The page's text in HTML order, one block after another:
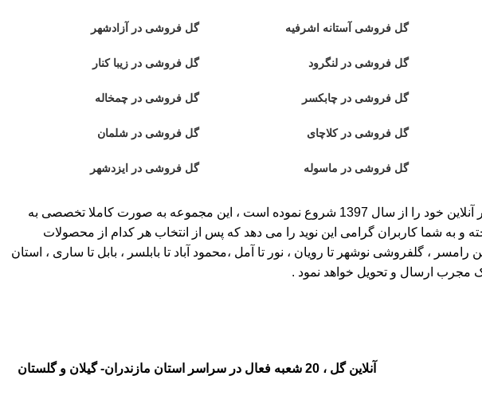
گل فروشی آستانه اشرفیه
گل فروشی در لنگرود
گل فروشی در چابکسر
گل فروشی در کلاچای
گل فروشی در ماسوله
گل فروشی در آزادشهر
گل فروشی در زیبا کنار
گل فروشی در چمخاله
گل فروشی در شلمان
گل فروشی در ایزدشهر
( بیش از 30 سال سابقه ) ، به عنوان اولین گلفروشی آنلاین در مازندران ، گلستان و گیلان کار آنلاین خود را از سال 1397 شروع نموده است ، این مجموعه به صورت کاملا تخصصی به
و به شما کاربران گرامی این نوید را می دهد که پس از انتخاب هر کدام از محصولات
، گلفروشی نوشهر تا رویان ، نور تا آمل ،محمود آباد تا بابلسر ، بابل تا ساری ، استان
مجرب ارسال و تحویل خواهد نمود .
آنلاین گل ، 20 شعبه فعال در سراسر استان مازندران- گیلان و گلستان